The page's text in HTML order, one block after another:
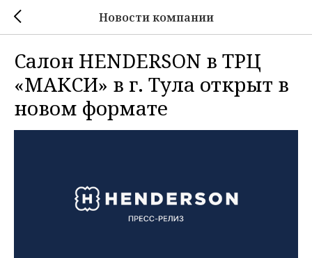
Новости компании
Салон HENDERSON в ТРЦ
«МАКСИ» в г. Тула открыт в
новом формате